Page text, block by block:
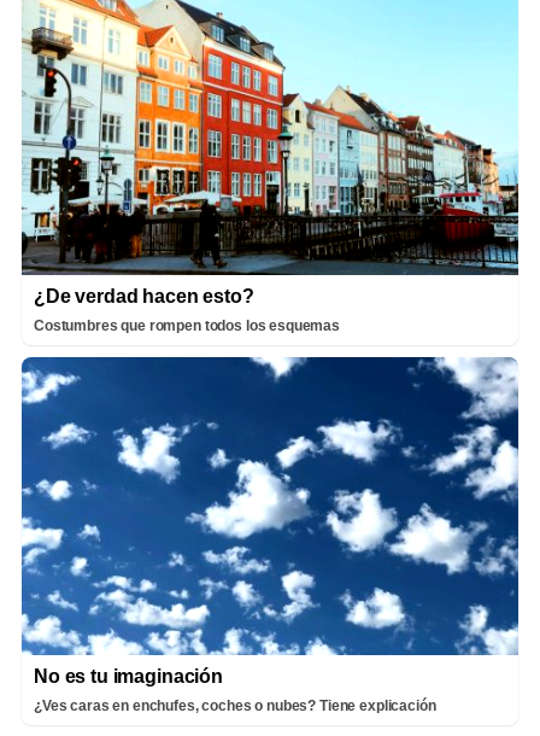
¿De verdad hacen esto?
Costumbres que rompen todos los esquemas
No es tu imaginación
¿Ves caras en enchufes, coches o nubes? Tiene explicación